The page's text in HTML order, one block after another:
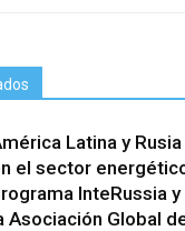
Latina y
el sector
InteRussia y
Asociación Global